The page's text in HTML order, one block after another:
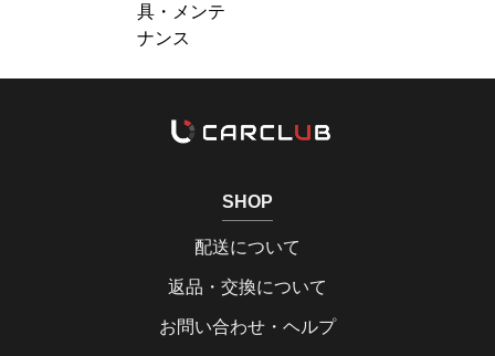
具・メンテ
ナンス
SHOP
配送について
返品・交換について
お問い合わせ・ヘルプ